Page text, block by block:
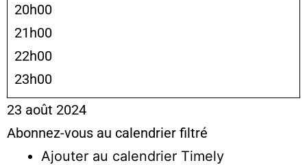
20h00
21h00
22h00
23h00
23 août 2024
Abonnez-vous au calendrier filtré
Ajouter au calendrier Timely